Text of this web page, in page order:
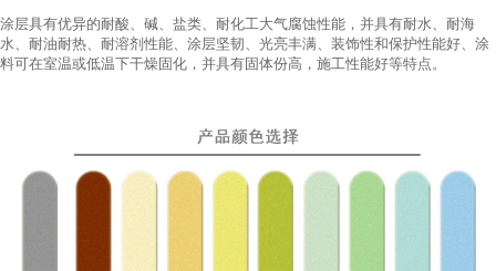
涂层具有优异的耐酸、碱、盐类、耐化工大气腐蚀性能，并具有耐水、耐海
水、耐油耐热、耐溶剂性能、涂层坚韧、光亮丰满、装饰性和保护性能好、涂
料可在室温或低温下干燥固化，并具有固体份高，施工性能好等特点。